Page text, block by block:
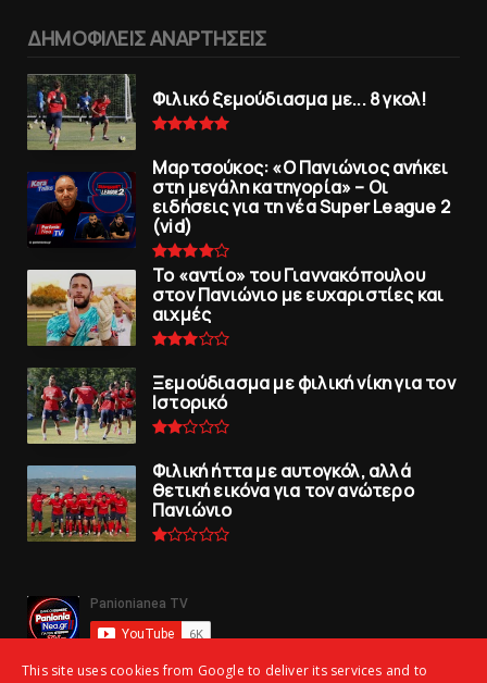
ΔΗΜΟΦΙΛΕΙΣ ΑΝΑΡΤΗΣΕΙΣ
Φιλικό ξεμούδιασμα με... 8 γκολ!
Μαρτσούκος: «Ο Πανιώνιος ανήκει
στη μεγάλη κατηγορία» – Οι
ειδήσεις για τη νέα Super League 2
(vid)
To «αντίο» του Γιαννακόπουλου
στον Πανιώνιο με ευχαριστίες και
αιχμές
Ξεμούδιασμα με φιλική νίκη για τoν
Iστορικό
Φιλική ήττα με αυτογκόλ, αλλά
θετική εικόνα για τον ανώτερo
Πανιώνιo
This site uses cookies from Google to deliver its services and to